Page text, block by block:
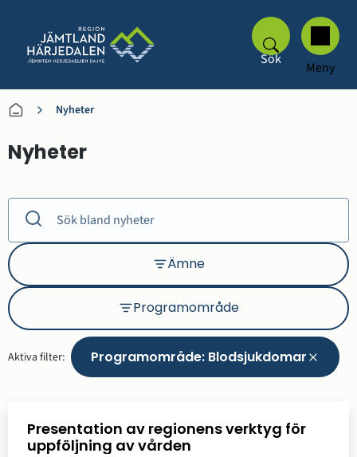
Sök Meny
Nyheter
Nyheter
Ämne
Ämne
Programområde
Programområde
Aktiva filter:
Ta
Programområde: Blodsjukdomar
Presentation av regionens verktyg för
uppföljning av vården